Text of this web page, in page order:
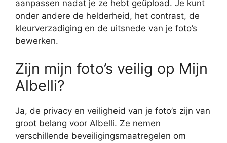
aanpassen nadat je ze hebt geüpload. Je kunt
onder andere de helderheid, het contrast, de
kleurverzadiging en de uitsnede van je foto’s
bewerken.
Zijn mijn foto’s veilig op Mijn
Albelli?
Ja, de privacy en veiligheid van je foto’s zijn van
groot belang voor Albelli. Ze nemen
verschillende beveiligingsmaatregelen om